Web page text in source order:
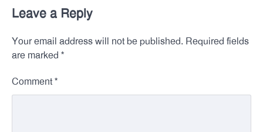
Leave a Reply
Your email address will not be published. Required fields
are marked *
Comment *